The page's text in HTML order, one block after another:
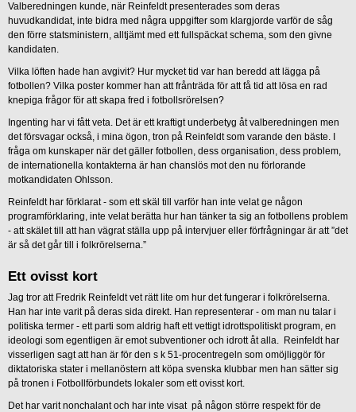
Valberedningen kunde, när Reinfeldt presenterades som deras
huvudkandidat, inte bidra med några uppgifter som klargjorde varför de såg
den förre statsministern, alltjämt med ett fullspäckat schema, som den givne
kandidaten.
Vilka löften hade han avgivit? Hur mycket tid var han beredd att lägga på
fotbollen? Vilka poster kommer han att frånträda för att få tid att lösa en rad
knepiga frågor för att skapa fred i fotbollsrörelsen?
Ingenting har vi fått veta. Det är ett kraftigt underbetyg åt valberedningen men
det försvagar också, i mina ögon, tron på Reinfeldt som varande den bäste. I
fråga om kunskaper när det gäller fotbollen, dess organisation, dess problem,
de internationella kontakterna är han chanslös mot den nu förlorande
motkandidaten Ohlsson.
Reinfeldt har förklarat - som ett skäl till varför han inte velat ge någon
programförklaring, inte velat berätta hur han tänker ta sig an fotbollens problem
- att skälet till att han vägrat ställa upp på intervjuer eller förfrågningar är att ”det
är så det går till i folkrörelserna.”
Ett ovisst kort
Jag tror att Fredrik Reinfeldt vet rätt lite om hur det fungerar i folkrörelserna.
Han har inte varit på deras sida direkt. Han representerar - om man nu talar i
politiska termer - ett parti som aldrig haft ett vettigt idrottspolitiskt program, en
ideologi som egentligen är emot subventioner och idrott åt alla. Reinfeldt har
visserligen sagt att han är för den s k 51-procentregeln som omöjliggör för
diktatoriska stater i mellanöstern att köpa svenska klubbar men han sätter sig
på tronen i Fotbollförbundets lokaler som ett ovisst kort.
Det har varit nonchalant och har inte visat på någon större respekt för de